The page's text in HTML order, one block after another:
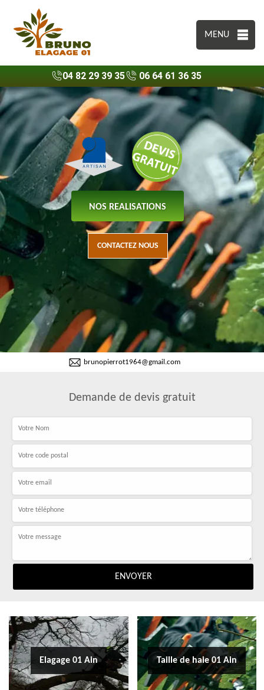
MENU
04 82 29 39 35 06 64 61 36 35
NOS REALISATIONS
CONTACTEZ NOUS
brunopierrot1964@gmail.com
Demande de devis gratuit
Elagage 01 Ain Taille de haie 01 Ain